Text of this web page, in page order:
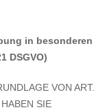
in besonderen
DSGVO)
VON ART.
SIE